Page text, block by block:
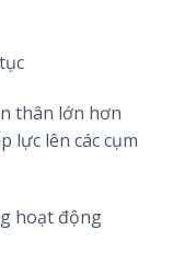
thân lớn hơn
lực lên các cụm
hoạt động